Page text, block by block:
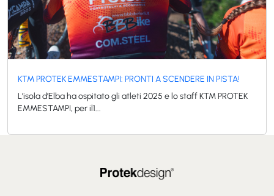
KTM PROTEK EMMESTAMPI: PRONTI A SCENDERE IN PISTA!
L’isola d’Elba ha ospitato gli atleti 2025 e lo staff KTM PROTEK
EMMESTAMPI, per il1...